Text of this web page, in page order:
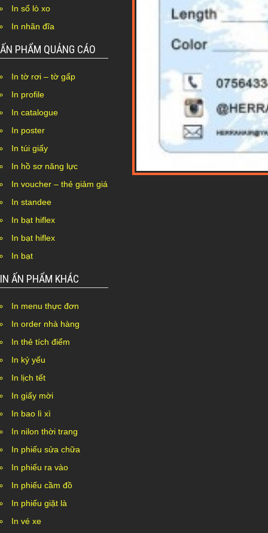
In sổ lò xo
In nhãn đĩa
ẤN PHẨM QUẢNG CÁO
In tờ rơi – tờ gấp
In profile
In catalogue
In poster
In túi giấy
In hồ sơ năng lực
In voucher – thẻ giảm giá
In standee
In bạt hiflex
In bạt hiflex
In bạt
IN ẤN PHẨM KHÁC
In menu thực đơn
In order nhà hàng
In thẻ tích điểm
In kỷ yếu
In lịch tết
In giấy mời
In bao lì xì
In nilon thời trang
In phiếu sửa chữa
In phiếu ra vào
In phiếu cầm đồ
In phiếu giặt là
In vé xe